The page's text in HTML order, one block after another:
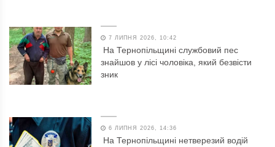
7 ЛИПНЯ 2026, 10:42
На Тернопільщині службовий пес
знайшов у лісі чоловіка, який безвісти
зник
6 ЛИПНЯ 2026, 14:36
На Тернопільщині нетверезий водій